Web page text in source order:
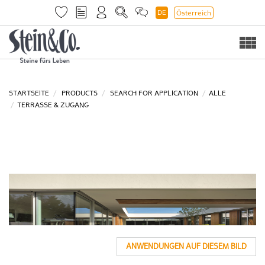
DE Österreich
STARTSEITE PRODUCTS SEARCH FOR APPLICATION
ALLE
TERRASSE & ZUGANG
ANWENDUNGEN AUF DIESEM BILD